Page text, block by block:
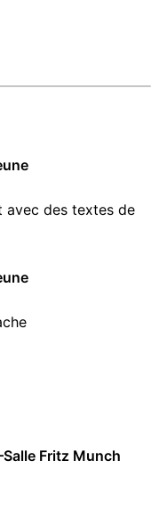
avec des textes de
Fritz Munch